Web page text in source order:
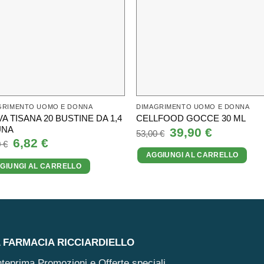
UOMO E DONNA
TISANA 20 BUSTINE DA 1,4
€ Il
prezzo
originale
era:
11,00 €.
6,82 €Il
prezzo
attuale
è:
6,82 €.
AL CARRELLO
DIMAGRIMENTO UOMO E DONNA
CELLFOOD GOCCE 30 ML
53,00€ Il
prezzo
originale
era:
53,00 €.
39,90 €Il
prezzo
attuale
è:
39,90 €.
AGGIUNGI AL CARRELLO
RICCIARDIELLO